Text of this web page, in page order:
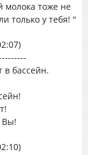
молока тоже не
только у тебя! "
бассейн.
Вы!